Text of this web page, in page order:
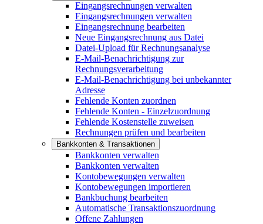
Eingangsrechnungen verwalten
Eingangsrechnungen verwalten
Eingangsrechnung bearbeiten
Neue Eingangsrechnung aus Datei
Datei-Upload für Rechnungsanalyse
E-Mail-Benachrichtigung zur
Rechnungsverarbeitung
E-Mail-Benachrichtigung bei unbekannter
Adresse
Fehlende Konten zuordnen
Fehlende Konten - Einzelzuordnung
Fehlende Kostenstelle zuweisen
Rechnungen prüfen und bearbeiten
Bankkonten & Transaktionen
Bankkonten verwalten
Bankkonten verwalten
Kontobewegungen verwalten
Kontobewegungen importieren
Bankbuchung bearbeiten
Automatische Transaktionszuordnung
Offene Zahlungen